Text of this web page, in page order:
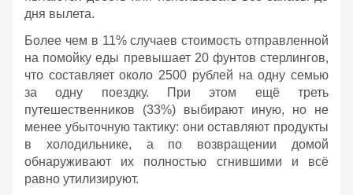
дня вылета.
Более чем в 11% случаев стоимость отправленной
на помойку еды превышает 20 фунтов стерлингов,
что составляет около 2500 рублей на одну семью
за одну поездку. При этом ещё треть
путешественников (33%) выбирают иную, но не
менее убыточную тактику: они оставляют продукты
в холодильнике, а по возвращении домой
обнаруживают их полностью сгнившими и всё
равно утилизируют.